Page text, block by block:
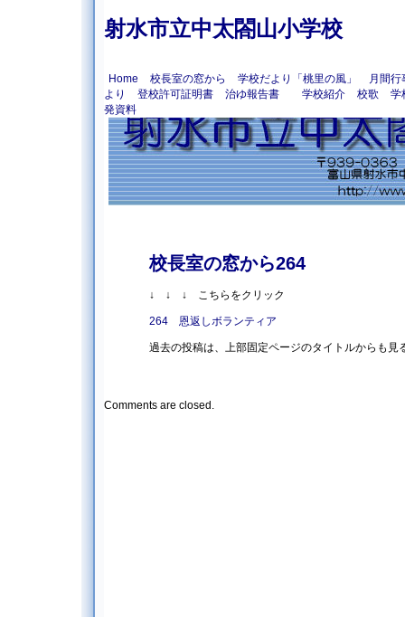
射水市立中太閤山小学校
Home 校長室の窓から 学校だより「桃里の風」
月間行
より
登校許可証明書 治ゆ報告書 学校紹介 校歌
学
発資料
校長室の窓から264
↓ ↓ ↓ こちらをクリック
264 恩返しボランティア
過去の投稿は、上部固定ページのタイトルからも見
Comments are closed.